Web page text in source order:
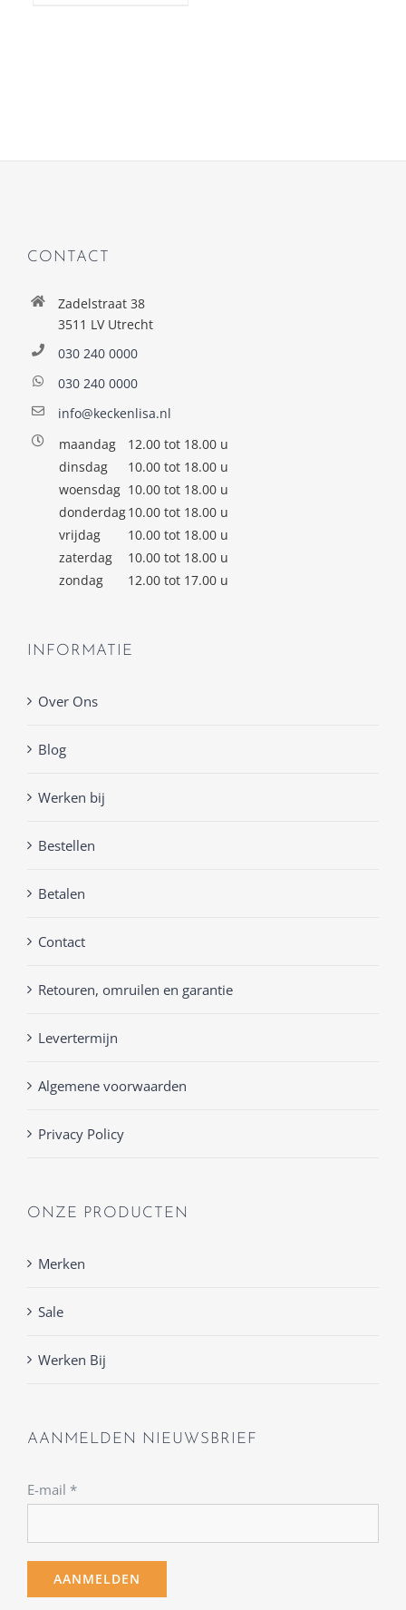
CONTACT
Zadelstraat 38
3511 LV Utrecht
030 240 0000
030 240 0000
info@keckenlisa.nl
maandag
12.00 tot 18.00 u
dinsdag
10.00 tot 18.00 u
woensdag 10.00 tot 18.00 u
donderdag10.00 tot 18.00 u
vrijdag
10.00 tot 18.00 u
zaterdag
10.00 tot 18.00 u
zondag
12.00 tot 17.00 u
INFORMATIE
Over Ons
Blog
Werken bij
Bestellen
Betalen
Contact
Retouren, omruilen en garantie
Levertermijn
Algemene voorwaarden
Privacy Policy
ONZE PRODUCTEN
Merken
Sale
Werken Bij
AANMELDEN NIEUWSBRIEF
E-mail *